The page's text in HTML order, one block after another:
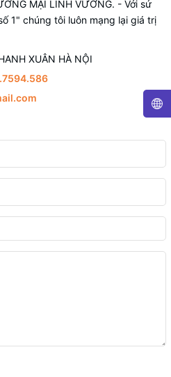
MẠI LINH VƯƠNG. - Với sứ
1" chúng tôi luôn mạng lại giá trị
XUÂN HÀ NỘI